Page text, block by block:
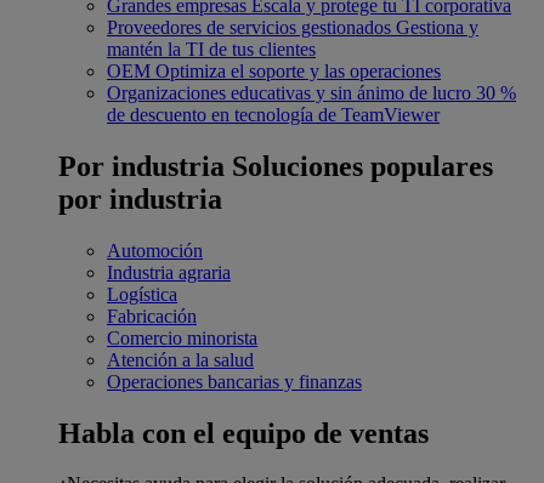
Grandes empresas Escala y protege tu TI corporativa
Proveedores de servicios gestionados Gestiona y
mantén la TI de tus clientes
OEM Optimiza el soporte y las operaciones
Organizaciones educativas y sin ánimo de lucro 30 %
de descuento en tecnología de TeamViewer
Por industria Soluciones populares
por industria
Automoción
Industria agraria
Logística
Fabricación
Comercio minorista
Atención a la salud
Operaciones bancarias y finanzas
Habla con el equipo de ventas